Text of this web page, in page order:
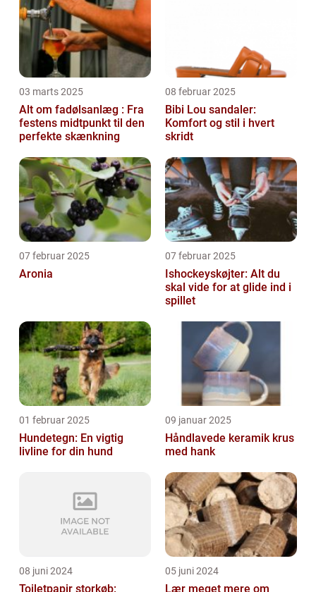
03 marts 2025
Alt om fadølsanlæg : Fra
festens midtpunkt til den
perfekte skænkning
08 februar 2025
Bibi Lou sandaler:
Komfort og stil i hvert
skridt
07 februar 2025
Aronia
07 februar 2025
Ishockeyskøjter: Alt du
skal vide for at glide ind i
spillet
01 februar 2025
Hundetegn: En vigtig
livline for din hund
09 januar 2025
Håndlavede keramik krus
med hank
08 juni 2024
Toiletpapir storkøb:
05 juni 2024
Lær meget mere om